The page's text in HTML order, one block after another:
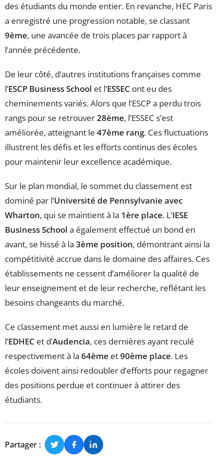
des étudiants du monde entier. En revanche, HEC Paris
a enregistré une progression notable, se classant
9ème, une avancée de trois places par rapport à
l’année précédente.
De leur côté, d’autres institutions françaises comme
l’ESCP Business School et l’ESSEC ont eu des
cheminements variés. Alors que l’ESCP a perdu trois
rangs pour se retrouver28ème, l’ESSEC s’est
améliorée, atteignant le 47ème rang. Ces fluctuations
illustrent les défis et les efforts continus des écoles
pour maintenir leur excellence académique.
Sur le plan mondial, le sommet du classement est
dominé par l’Université de Pennsylvanie avec
Wharton, qui se maintient à la 1ère place. L’IESE
Business School a également effectué un bond en
avant, se hissé à la 3ème position, démontrant ainsi la
compétitivité accrue dans le domaine des affaires. Ces
établissements ne cessent d’améliorer la qualité de
leur enseignement et de leur recherche, reflétant les
besoins changeants du marché.
Ce classement met aussi en lumière le retard de
l’EDHEC et d’Audencia, ces dernières ayant reculé
respectivement à la 64ème et90ème place. Les
écoles doivent ainsi redoubler d’efforts pour regagner
des positions perdue et continuer à attirer des
étudiants.
Partager :